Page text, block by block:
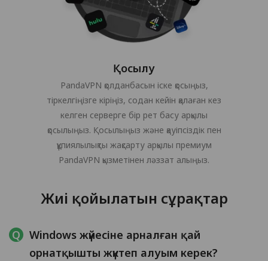
Қосылу
PandaVPN қолданбасын іске қосыңыз,
тіркелгіңізге кіріңіз, содан кейін қалаған кез
келген серверге бір рет басу арқылы
қосылыңыз. Қосылыңыз және қауіпсіздік пен
құпиялылықты жақсарту арқылы премиум
PandaVPN қызметінен ләззат алыңыз.
Жиі қойылатын сұрақтар
Windows жүйесіне арналған қай
орнатқышты жүктеп алуым керек?